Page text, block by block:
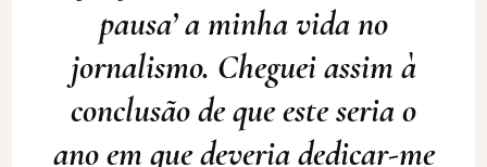
pausa’ a minha vida no
jornalismo. Cheguei assim à
conclusão de que este seria o
ano em que deveria dedicar-me